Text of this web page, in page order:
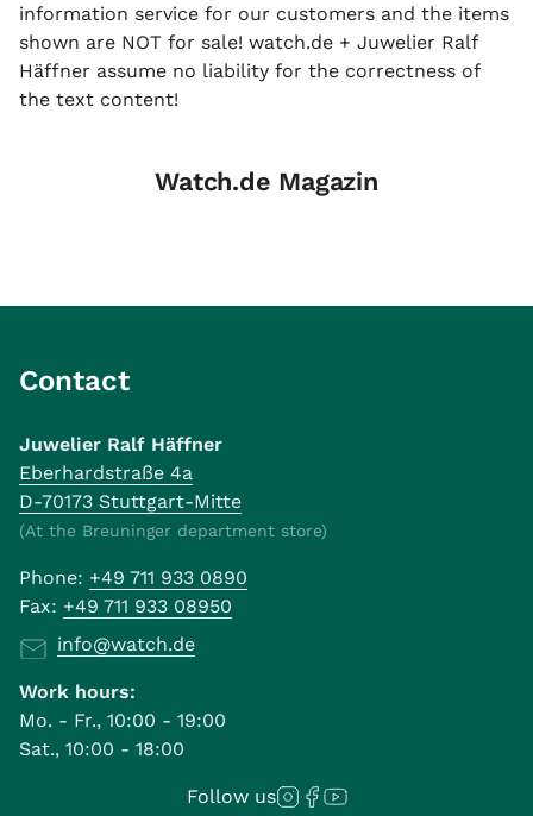
information service for our customers and the items
shown are NOT for sale! watch.de + Juwelier Ralf
Häffner assume no liability for the correctness of
the text content!
Watch.de Magazin
Contact
Juwelier Ralf Häffner
Eberhardstraße 4a
D-70173 Stuttgart-Mitte
(At the Breuninger department store)
Phone: +49 711 933 0890
Fax: +49 711 933 08950
info@watch.de
Work hours:
Mo. - Fr., 10:00 - 19:00
Sat., 10:00 - 18:00
Follow us